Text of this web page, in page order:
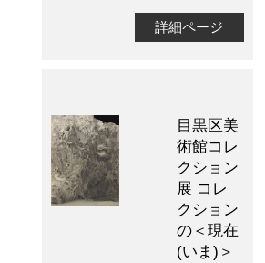
詳細ページ
目黒区美
術館コレ
クション
展 コレ
クション
の＜現在
(いま)＞